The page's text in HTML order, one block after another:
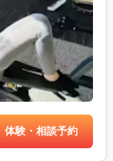
体験・相談予約